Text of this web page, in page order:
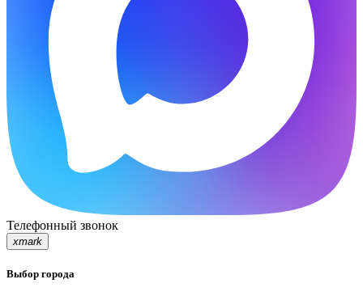
Телефонный звонок
xmark
Выбор города